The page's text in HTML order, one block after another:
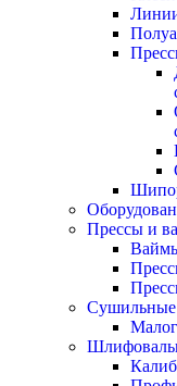
Прессы и